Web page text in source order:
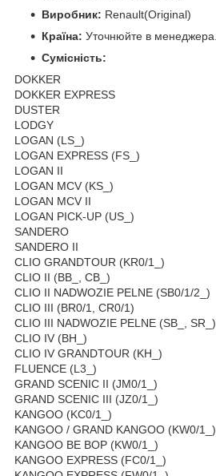
Виробник: Renault(Original)
Країна: Уточнюйте в менеджера.
Сумісність:
DOKKER
DOKKER EXPRESS
DUSTER
LODGY
LOGAN (LS_)
LOGAN EXPRESS (FS_)
LOGAN II
LOGAN MCV (KS_)
LOGAN MCV II
LOGAN PICK-UP (US_)
SANDERO
SANDERO II
CLIO GRANDTOUR (KR0/1_)
CLIO II (BB_, CB_)
CLIO II NADWOZIE PELNE (SB0/1/2_)
CLIO III (BR0/1, CR0/1)
CLIO III NADWOZIE PELNE (SB_, SR_)
CLIO IV (BH_)
CLIO IV GRANDTOUR (KH_)
FLUENCE (L3_)
GRAND SCENIC II (JM0/1_)
GRAND SCENIC III (JZ0/1_)
KANGOO (KC0/1_)
KANGOO / GRAND KANGOO (KW0/1_)
KANGOO BE BOP (KW0/1_)
KANGOO EXPRESS (FC0/1_)